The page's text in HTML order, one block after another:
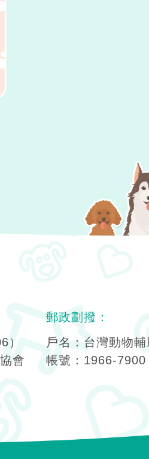
）
會
郵政劃撥：
戶名：台灣動物
帳號：1966-7900